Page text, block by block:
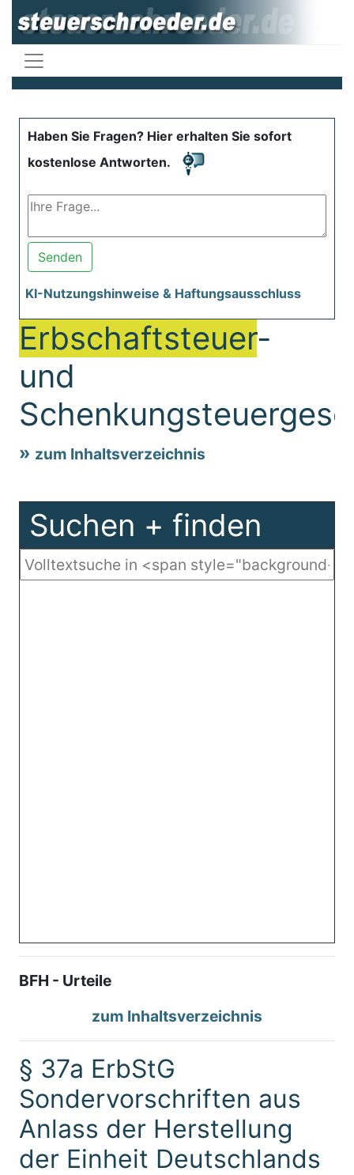
Haben Sie Fragen? Hier erhalten Sie sofort
kostenlose Antworten.
Senden
KI-Nutzungshinweise & Haftungsausschluss
Erbschaftsteuer-
und
zum Inhaltsverzeichnis
Suchen + finden
BFH - Urteile
zum Inhaltsverzeichnis
§ 37a ErbStG
Sondervorschriften aus
Anlass der Herstellung
der Einheit Deutschlands